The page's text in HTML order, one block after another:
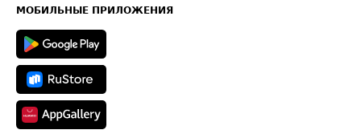
Техническая информация
МОБИЛЬНЫЕ ПРИЛОЖЕНИЯ